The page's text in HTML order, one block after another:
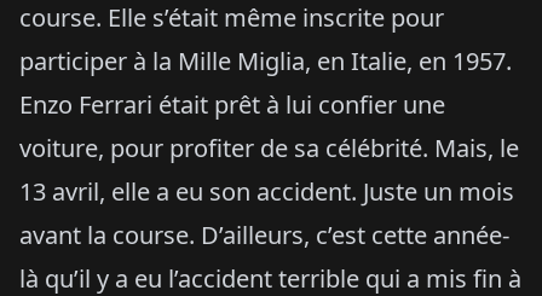
course. Elle s’était même inscrite pour
participer à la Mille Miglia, en Italie, en 1957.
Enzo Ferrari était prêt à lui confier une
voiture, pour profiter de sa célébrité. Mais, le
13 avril, elle a eu son accident. Juste un mois
avant la course. D’ailleurs, c’est cette année-
là qu’il y a eu l’accident terrible qui a mis fin à